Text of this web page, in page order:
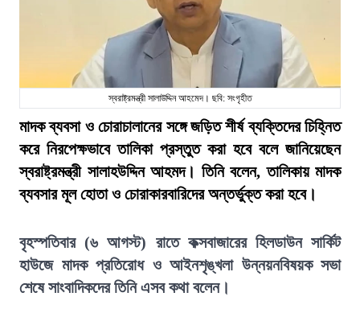
স্বরাষ্ট্রমন্ত্রী সালাউদ্দিন আহমেদ। ছবি: সংগৃহীত
মাদক ব্যবসা ও চোরাচালানের সঙ্গে জড়িত শীর্ষ ব্যক্তিদের চিহ্নিত
করে নিরপেক্ষভাবে তালিকা প্রস্তুত করা হবে বলে জানিয়েছেন
স্বরাষ্ট্রমন্ত্রী সালাহউদ্দিন আহমদ। তিনি বলেন, তালিকায় মাদক
ব্যবসার মূল হোতা ও চোরাকারবারিদের অন্তর্ভুক্ত করা হবে।
বৃহস্পতিবার (৬ আগস্ট) রাতে কক্সবাজারের হিলডাউন সার্কিট
হাউজে মাদক প্রতিরোধ ও আইনশৃঙ্খলা উন্নয়নবিষয়ক সভা
শেষে সাংবাদিকদের তিনি এসব কথা বলেন।